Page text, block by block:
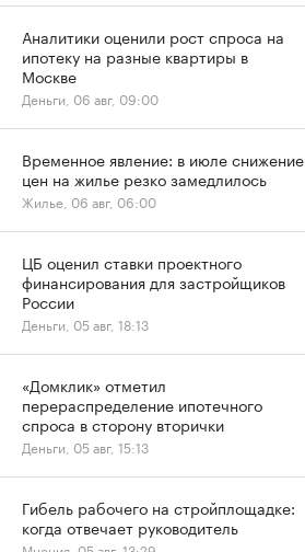
Аналитики оценили рост спроса на
ипотеку на разные квартиры в
Москве
Деньги, 06 авг, 09:00
Временное явление: в июле снижение
цен на жилье резко замедлилось
Жилье, 06 авг, 06:00
ЦБ оценил ставки проектного
финансирования для застройщиков
России
Деньги, 05 авг, 18:13
«Домклик» отметил
перераспределение ипотечного
спроса в сторону вторички
Деньги, 05 авг, 15:13
Гибель рабочего на стройплощадке:
когда отвечает руководитель